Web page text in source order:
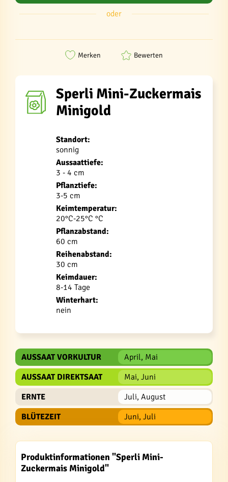
oder
Merken Bewerten
Sperli Mini-Zuckermais
Minigold
Standort:
sonnig
Aussaattiefe:
3 - 4 cm
Pflanztiefe:
3-5 cm
Keimtemperatur:
20°C-25°C °C
Pflanzabstand:
60 cm
Reihenabstand:
30 cm
Keimdauer:
8-14 Tage
Winterhart:
nein
AUSSAAT VORKULTUR
April, Mai
AUSSAAT DIREKTSAAT
Mai, Juni
ERNTE
Juli, August
BLÜTEZEIT
Juni, Juli
Produktinformationen "Sperli Mini-
Zuckermais Minigold"